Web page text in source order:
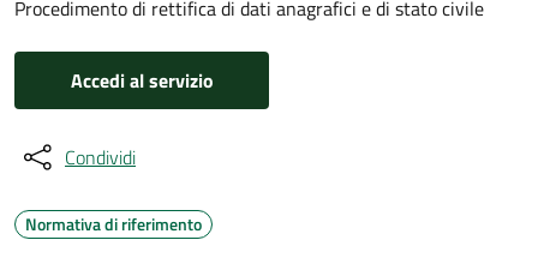
Procedimento di rettifica di dati anagrafici e di stato civile
Accedi al servizio
Condividi
Normativa di riferimento